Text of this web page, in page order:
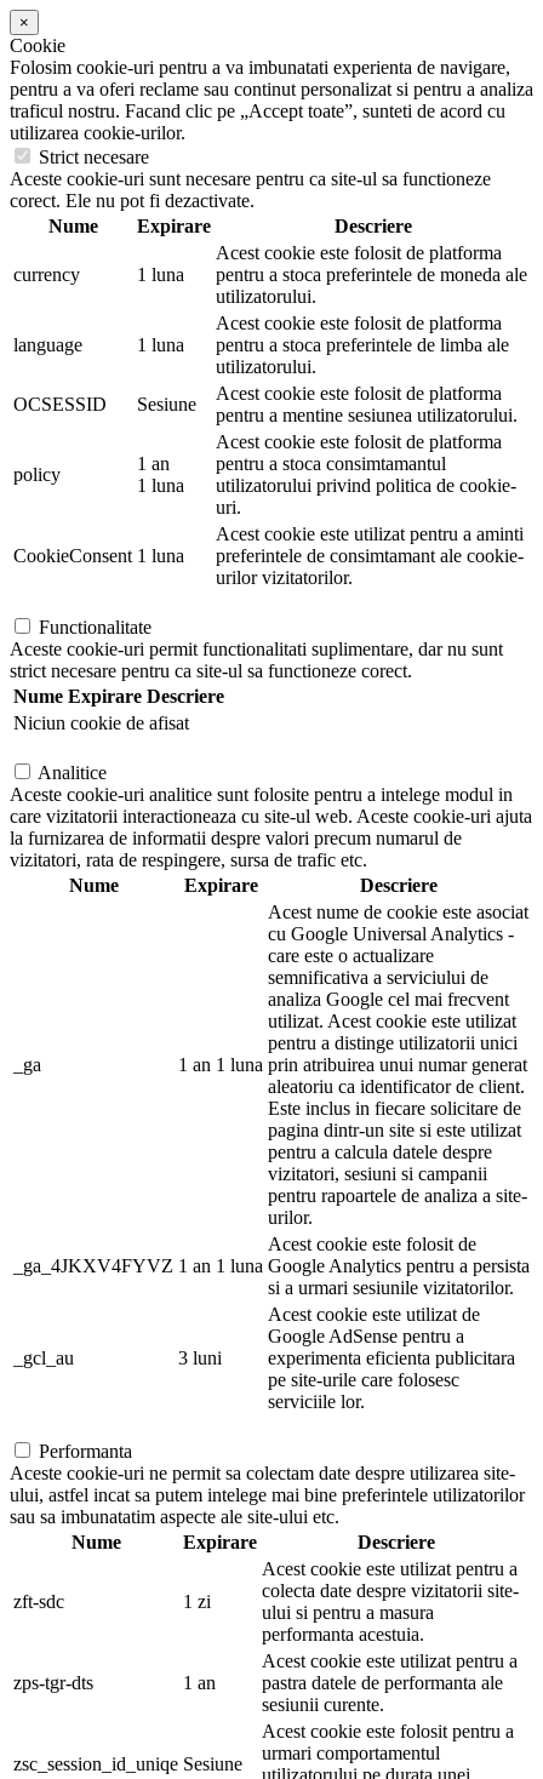
×
Cookie
Folosim cookie-uri pentru a va imbunatati experienta de navigare,
pentru a va oferi reclame sau continut personalizat si pentru a analiza
traficul nostru. Facand clic pe „Accept toate”, sunteti de acord cu
utilizarea cookie-urilor.
Strict necesare
Aceste cookie-uri sunt necesare pentru ca site-ul sa functioneze
corect. Ele nu pot fi dezactivate.
Nume
Expirare Descriere
currency 1 luna
Acest cookie este folosit de platforma
pentru a stoca preferintele de moneda ale
utilizatorului.
language 1 luna
Acest cookie este folosit de platforma
pentru a stoca preferintele de limba ale
utilizatorului.
OCSESSID
Sesiune
Acest cookie este folosit de platforma
pentru a mentine sesiunea utilizatorului.
policy
1 an
1 luna
Acest cookie este folosit de platforma
pentru a stoca consimtamantul
utilizatorului privind politica de cookie-
uri.
CookieConsent 1 luna
Acest cookie este utilizat pentru a aminti
preferintele de consimtamant ale cookie-
urilor vizitatorilor.
Functionalitate
Aceste cookie-uri permit functionalitati suplimentare, dar nu sunt
strict necesare pentru ca site-ul sa functioneze corect.
Nume Expirare Descriere
Niciun cookie de afisat
Analitice
Aceste cookie-uri analitice sunt folosite pentru a intelege modul in
care vizitatorii interactioneaza cu site-ul web. Aceste cookie-uri ajuta
la furnizarea de informatii despre valori precum numarul de
vizitatori, rata de respingere, sursa de trafic etc.
Nume
Expirare Descriere
_ga 1 an 1 luna
Acest nume de cookie este asociat
cu Google Universal Analytics -
care este o actualizare
semnificativa a serviciului de
analiza Google cel mai frecvent
utilizat. Acest cookie este utilizat
pentru a distinge utilizatorii unici
prin atribuirea unui numar generat
aleatoriu ca identificator de client.
Este inclus in fiecare solicitare de
pagina dintr-un site si este utilizat
pentru a calcula datele despre
vizitatori, sesiuni si campanii
pentru rapoartele de analiza a site-
urilor.
_ga_4JKXV4FYVZ 1 an 1 luna
Acest cookie este folosit de
Google Analytics pentru a persista
si a urmari sesiunile vizitatorilor.
_gcl_au 3 luni
Acest cookie este utilizat de
Google AdSense pentru a
experimenta eficienta publicitara
pe site-urile care folosesc
serviciile lor.
Performanta
Aceste cookie-uri ne permit sa colectam date despre utilizarea site-
ului, astfel incat sa putem intelege mai bine preferintele utilizatorilor
sau sa imbunatatim aspecte ale site-ului etc.
Nume
Expirare Descriere
zft-sdc 1 zi
Acest cookie este utilizat pentru a
colecta date despre vizitatorii site-
ului si pentru a masura
performanta acestuia.
zps-tgr-dts 1 an
Acest cookie este utilizat pentru a
pastra datele de performanta ale
sesiunii curente.
zsc_session_id_uniqe Sesiune
Acest cookie este folosit pentru a
urmari comportamentul
utilizatorului pe durata unei